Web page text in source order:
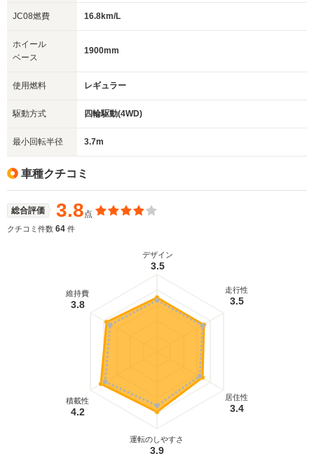
JC08燃費 16.8km/L
ホイール
ベース
1900mm
使用燃料 レギュラー
駆動方式 四輪駆動(4WD)
最小回転半径 3.7m
車種クチコミ
総合評価 3.8点
クチコミ件数 64 件
デザイン
3.5
走行性
3.5
居住性
3.4
運転のしやすさ
3.9
積載性
4.2
維持費
3.8